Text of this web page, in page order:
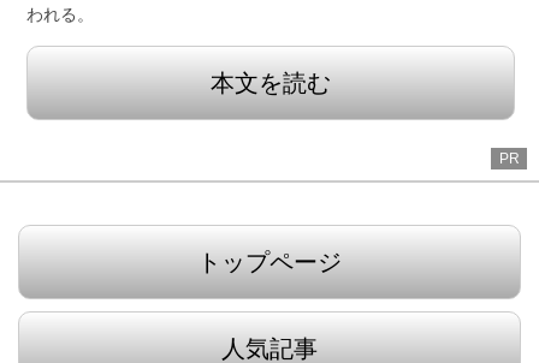
われる。
本文を読む
PR
トップページ
人気記事